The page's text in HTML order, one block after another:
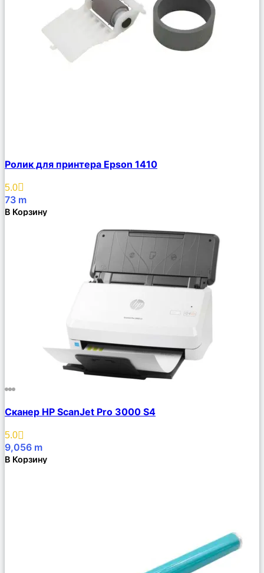
Описание
Избранное
Ролик для принтера Epson 1410
5.0
73 m
В Корзину
Описание
Избранное
Сканер HP ScanJet Pro 3000 S4
5.0
9,056 m
В Корзину